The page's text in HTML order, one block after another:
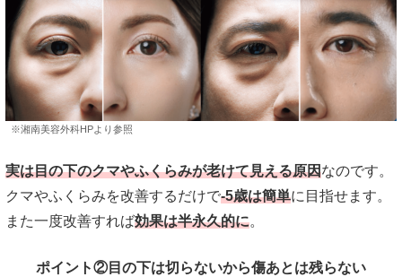
※湘南美容外科HPより参照
実は目の下のクマやふくらみが老けて見える原因なのです。
クマやふくらみを改善するだけで-5歳は簡単に目指せます。
また一度改善すれば効果は半永久的に。
ポイント②目の下は切らないから傷あとは残らない